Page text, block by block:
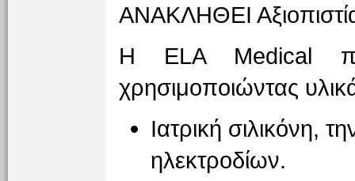
ΑΝΑΚΛΗΘΕΙ
Η ELA Medical
χρησιμοποιώντας
Ιατρική σιλικόνη,
ηλεκτροδίων.